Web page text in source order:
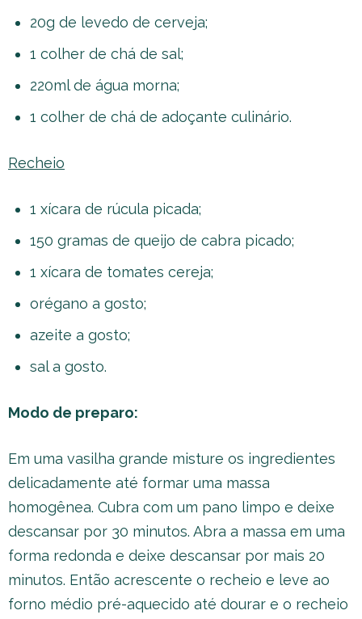
20g de levedo de cerveja;
1 colher de chá de sal;
220ml de água morna;
1 colher de chá de adoçante culinário.
Recheio
1 xícara de rúcula picada;
150 gramas de queijo de cabra picado;
1 xícara de tomates cereja;
orégano a gosto;
azeite a gosto;
sal a gosto.
Modo de preparo:
Em uma vasilha grande misture os ingredientes
delicadamente até formar uma massa
homogênea. Cubra com um pano limpo e deixe
descansar por 30 minutos. Abra a massa em uma
forma redonda e deixe descansar por mais 20
minutos. Então acrescente o recheio e leve ao
forno médio pré-aquecido até dourar e o recheio